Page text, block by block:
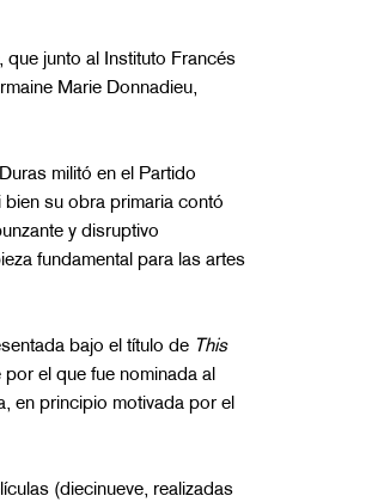
, que junto al Instituto Francés
Marie Donnadieu,
militó en el Partido
bien su obra primaria contó
y disruptivo
fundamental para las artes
bajo el título de This
el que fue nominada al
en principio motivada por el
(diecinueve, realizadas